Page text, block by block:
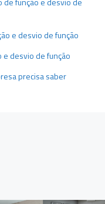
e desvio de função
e desvio de função
precisa saber